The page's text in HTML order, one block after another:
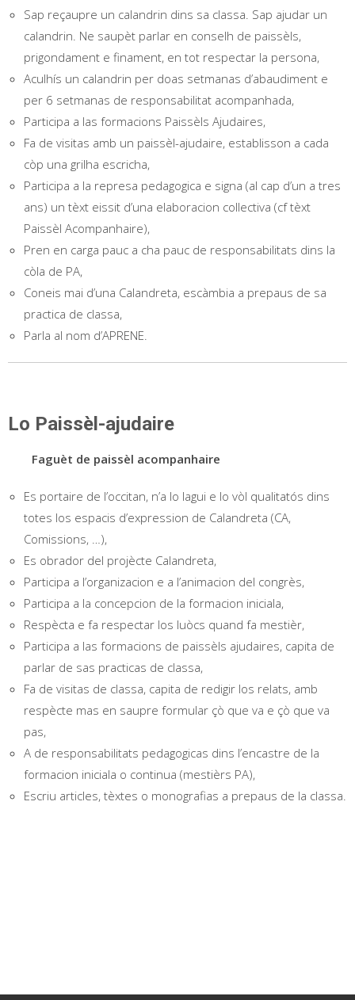
Sap reçaupre un calandrin dins sa classa. Sap ajudar un
calandrin. Ne saupèt parlar en conselh de paissèls,
prigondament e finament, en tot respectar la persona,
Aculhís un calandrin per doas setmanas d’abaudiment e
per 6 setmanas de responsabilitat acompanhada,
Participa a las formacions Paissèls Ajudaires,
Fa de visitas amb un paissèl-ajudaire, establisson a cada
còp una grilha escricha,
Participa a la represa pedagogica e signa (al cap d’un a tres
ans) un tèxt eissit d’una elaboracion collectiva (cf tèxt
Paissèl Acompanhaire),
Pren en carga pauc a cha pauc de responsabilitats dins la
còla de PA,
Coneis mai d’una Calandreta, escàmbia a prepaus de sa
practica de classa,
Parla al nom d’APRENE.
Lo Paissèl-ajudaire
Faguèt de paissèl acompanhaire
Es portaire de l’occitan, n’a lo lagui e lo vòl qualitatós dins
totes los espacis d’expression de Calandreta (CA,
Comissions, …),
Es obrador del projècte Calandreta,
Participa a l’organizacion e a l’animacion del congrès,
Participa a la concepcion de la formacion iniciala,
Respècta e fa respectar los luòcs quand fa mestièr,
Participa a las formacions de paissèls ajudaires, capita de
parlar de sas practicas de classa,
Fa de visitas de classa, capita de redigir los relats, amb
respècte mas en saupre formular çò que va e çò que va
pas,
A de responsabilitats pedagogicas dins l’encastre de la
formacion iniciala o continua (mestièrs PA),
Escriu articles, tèxtes o monografias a prepaus de la classa.